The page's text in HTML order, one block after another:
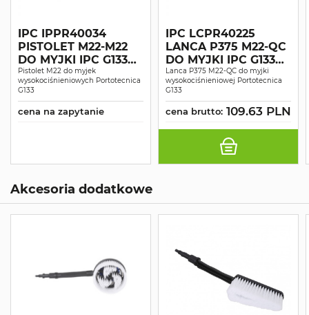
IPC IPPR40034
PISTOLET M22-M22
DO MYJKI IPC G133
I1609 AO
Pistolet M22 do myjek
wysokociśnieniowych Portotecnica
G133
cena na zapytanie
IPC LCPR40225
LANCA P375 M22-QC
DO MYJKI IPC G133
I1609 AO
Lanca P375 M22-QC do myjki
wysokociśnieniowej Portotecnica
G133
cena brutto: 109.63 PLN
Akcesoria dodatkowe